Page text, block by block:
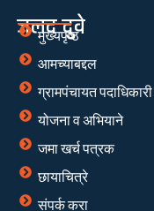
जलद दुवे
मुख्यपृष्ठ
आमच्याबद्दल
ग्रामपंचायत पदाधिकारी
योजना व अभियाने
जमा खर्च पत्रक
छायाचित्रे
संपर्क करा